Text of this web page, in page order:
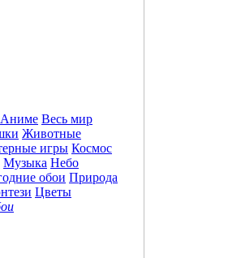
Аниме Весь мир
Животные
игры Космос
Музыка Небо
обои Природа
Цветы